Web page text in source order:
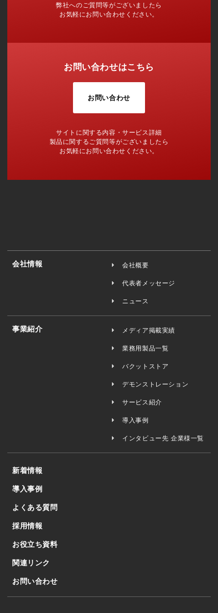
弊社へのご質問等がございましたら
お気軽にお問い合わせください。
お問い合わせはこちら
お問い合わせ
サイトに関する内容・サービス詳細
製品に関するご質問等がございましたら
お気軽にお問い合わせください。
会社情報 会社概要
代表者メッセージ
ニュース
事業紹介 メディア掲載実績
業務用製品一覧
バクットストア
デモンストレーション
サービス紹介
導入事例
インタビュー先 企業様一覧
新着情報
導入事例
よくある質問
採用情報
お役立ち資料
関連リンク
お問い合わせ